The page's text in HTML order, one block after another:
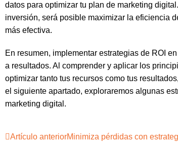
datos para optimizar tu plan de marketing
inversión, será posible maximizar la eficiencia
más efectiva.
En resumen, implementar estrategias de ROI
a resultados. Al comprender y aplicar los
optimizar tanto tus recursos como tus
el siguiente apartado, exploraremos algunas
marketing digital.
Artículo anteriorMinimiza pérdidas con